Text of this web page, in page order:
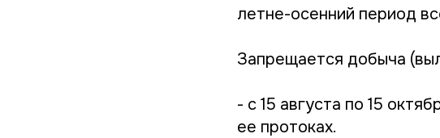
летне-осенний период
Запрещается добыча
- с 15 августа по 15
ее протоках.